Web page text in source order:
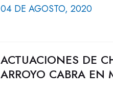
04 DE AGOSTO, 2020
ACTUACIONES DE
ARROYO CABRA EN